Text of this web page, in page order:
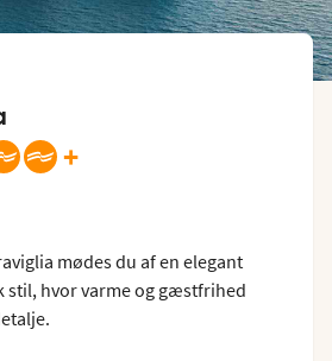
+
mødes du af en elegant
hvor varme og gæstfrihed